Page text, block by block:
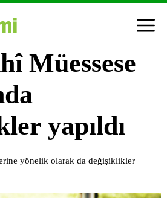
Müessese
yapıldı
yönelik olarak da değişiklikler